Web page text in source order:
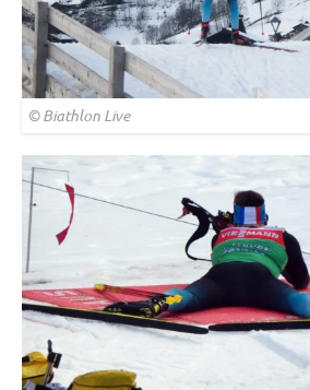
© Biathlon Live